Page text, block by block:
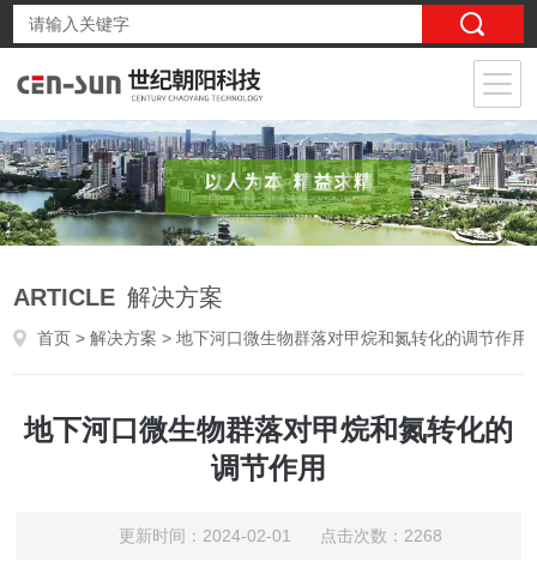
ARTICLE 解决方案
首页 >解决方案 > 地下河口微生物群落对甲烷和氮转化的调节作用
地下河口微生物群落对甲烷和氮转化的
调节作用
更新时间：2024-02-01 点击次数：2268